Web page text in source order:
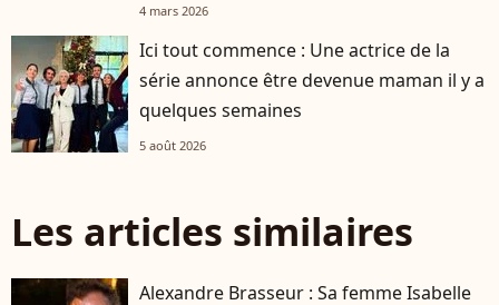
4 mars 2026
Ici tout commence : Une actrice de la
série annonce être devenue maman il y a
quelques semaines
5 août 2026
Les articles similaires
Alexandre Brasseur : Sa femme Isabelle